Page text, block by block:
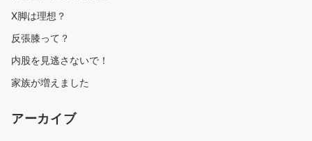
X脚は理想？
反張膝って？
内股を見逃さないで！
家族が増えました
アーカイブ